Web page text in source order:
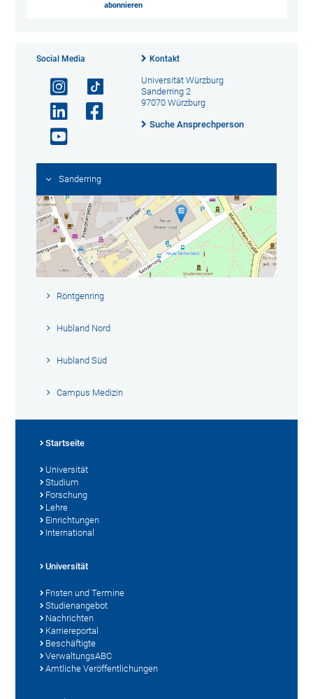
abonnieren
Social Media Kontakt
Universität Würzburg
Sanderring 2
97070 Würzburg
Suche Ansprechperson
Sanderring
Röntgenring
Hubland Nord
Hubland Süd
Campus Medizin
Startseite
Universität
Studium
Forschung
Lehre
Einrichtungen
International
Universität
Fristen und Termine
Studienangebot
Nachrichten
Karriereportal
Beschäftigte
VerwaltungsABC
Amtliche Veröffentlichungen